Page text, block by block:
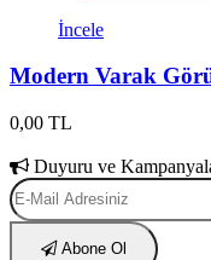
İncele
Modern Varak
0,00 TL
Duyuru ve
Abone Ol